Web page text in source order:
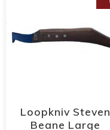
Loopkniv Steven
Beane Large